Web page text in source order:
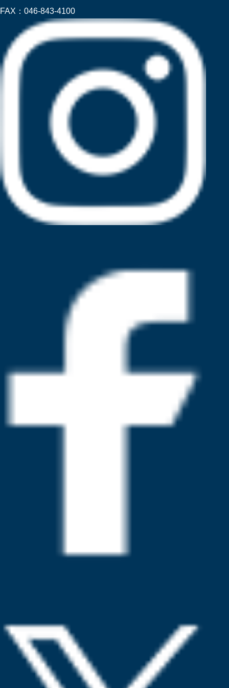
FAX： 046-843-4100